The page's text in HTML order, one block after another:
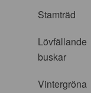
Stamträd
Lövfällande
buskar
Vintergröna